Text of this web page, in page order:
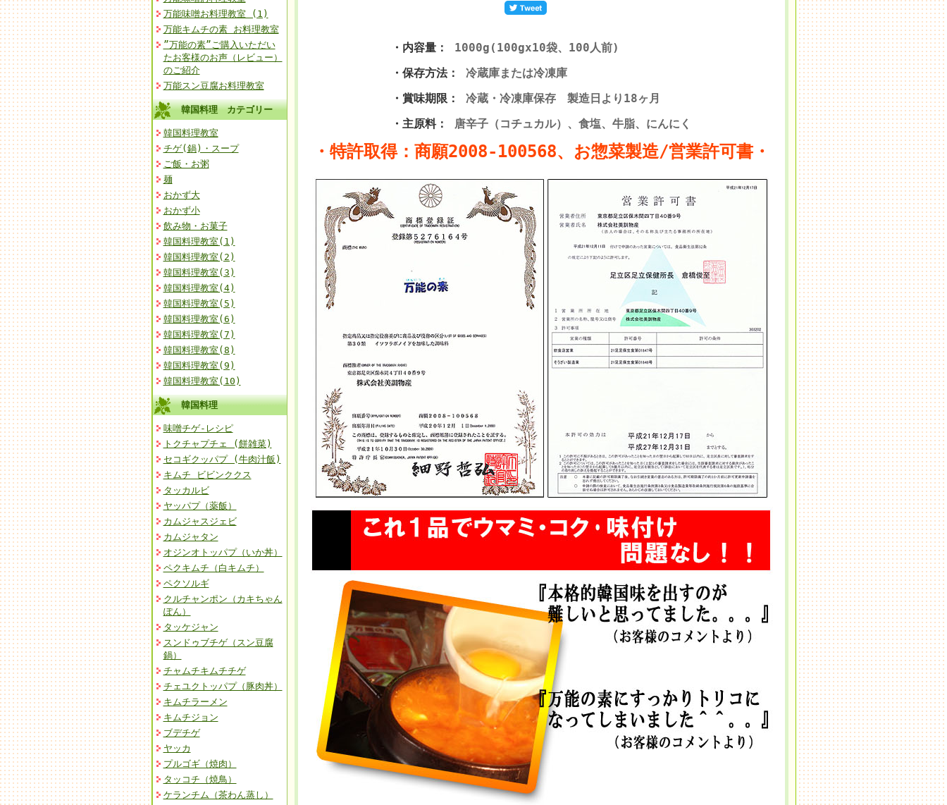
万能味噌お料理教室 (1)
万能キムチの素 お料理教室
”万能の素”ご購入いただい
たお客様のお声（レビュー）
のご紹介
万能スン豆腐お料理教室
韓国料理 カテゴリー
韓国料理教室
チゲ(鍋)・スープ
ご飯・お粥
麺
おかず大
おかず小
飲み物・お菓子
韓国料理教室(1)
韓国料理教室(2)
韓国料理教室(3)
韓国料理教室(4)
韓国料理教室(5)
韓国料理教室(6)
韓国料理教室(7)
韓国料理教室(8)
韓国料理教室(9)
韓国料理教室(10)
韓国料理
味噌チゲ-レシピ
トクチャプチェ (餅雑菜)
セコギクッパプ (牛肉汁飯)
キムチ ビビンククス
タッカルビ
ヤッパプ（薬飯）
カムジャスジェビ
カムジャタン
オジンオトッパプ（いか丼）
ペクキムチ（白キムチ）
ペクソルギ
クルチャンポン（カキちゃん
ぽん）
タッケジャン
スンドゥブチゲ（スン豆腐
鍋）
チャムチキムチチゲ
チェユクトッパプ（豚肉丼）
キムチラーメン
キムチジョン
ブデチゲ
ヤッカ
プルゴギ（焼肉）
タッコチ（焼鳥）
ケランチム（茶わん蒸し）
・内容量：
1000g(100gx10袋、100人前)
・保存方法：
冷蔵庫または冷凍庫
・賞味期限：
冷蔵・冷凍庫保存 製造日より18ヶ月
・主原料：
唐辛子（コチュカル）、食塩、牛脂、にんにく
・特許取得：商願2008-100568、お惣菜製造/営業許可書・